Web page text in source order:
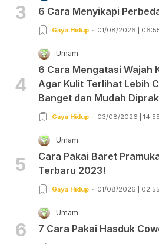
3 6 Cara Menyikapi
Gaya Hidup 01/08/2026 |
4
Umam
6 Cara Mengatasi Wajah
Agar Kulit Terlihat Lebih
Banget dan Mudah
Gaya Hidup 03/08/2026 | 14:55
5
Umam
Cara Pakai Baret
Terbaru 2023!
Gaya Hidup 01/08/2026 | 02:55
6
Umam
7 Cara Pakai Hasduk